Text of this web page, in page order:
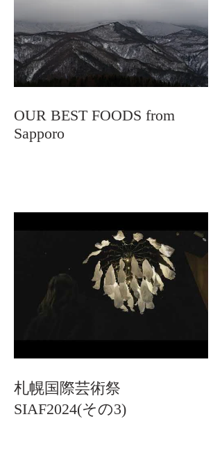
OUR BEST FOODS from
Sapporo
札幌国際芸術祭
SIAF2024(その3)